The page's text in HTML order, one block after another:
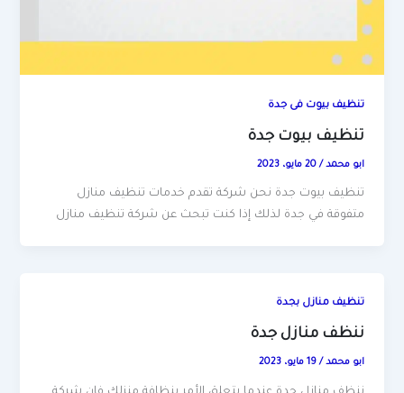
تنظيف بيوت فى جدة
تنظيف بيوت جدة
ابو محمد/20 مايو، 2023
تنظيف بيوت جدة نحن شركة تقدم خدمات تنظيف منازل
متفوقة في جدة لذلك إذا كنت تبحث عن شركة تنظيف منازل
تنظيف منازل بجدة
ننظف منازل جدة
ابو محمد/19 مايو، 2023